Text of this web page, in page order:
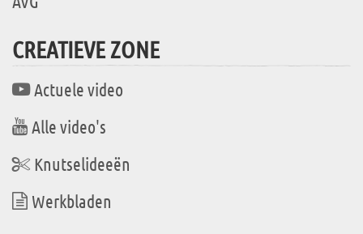
CREATIEVE ZONE
Actuele video
Alle video's
Knutselideeën
Werkbladen